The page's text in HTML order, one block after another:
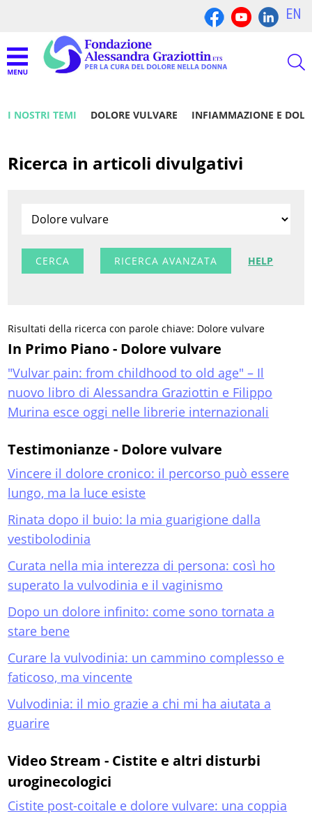
EN
I NOSTRI TEMI DOLORE VULVARE INFIAMMAZIONE E
Ricerca in articoli divulgativi
RICERCA AVANZATA HELP
Risultati della ricerca con parole chiave: Dolore vulvare
In Primo Piano - Dolore vulvare
"Vulvar pain: from childhood to old age" – Il
nuovo libro di Alessandra Graziottin e Filippo
Murina esce oggi nelle librerie internazionali
Testimonianze - Dolore vulvare
Vincere il dolore cronico: il percorso può essere
lungo, ma la luce esiste
Rinata dopo il buio: la mia guarigione dalla
vestibolodinia
Curata nella mia interezza di persona: così ho
superato la vulvodinia e il vaginismo
Dopo un dolore infinito: come sono tornata a
stare bene
Curare la vulvodinia: un cammino complesso e
faticoso, ma vincente
Vulvodinia: il mio grazie a chi mi ha aiutata a
guarire
Video Stream - Cistite e altri disturbi
uroginecologici
Cistite post-coitale e dolore vulvare: una coppia